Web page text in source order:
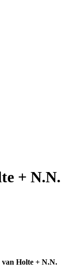
+ N.N.
van Holte + N.N.